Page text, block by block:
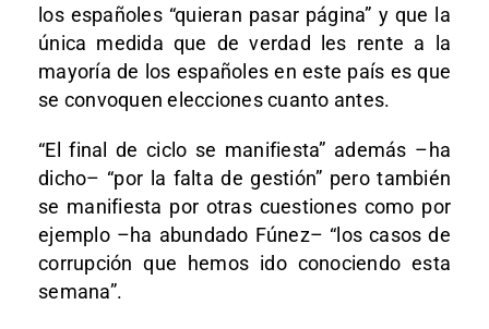
los españoles “quieran pasar página” y que la
única medida que de verdad les rente a la
mayoría de los españoles en este país es que
se convoquen elecciones cuanto antes.
“El final de ciclo se manifiesta” además –ha
dicho– “por la falta de gestión” pero también
se manifiesta por otras cuestiones como por
ejemplo –ha abundado Fúnez– “los casos de
corrupción que hemos ido conociendo esta
semana”.